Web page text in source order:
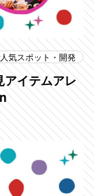
人気スポット・開発
アイテムアレ